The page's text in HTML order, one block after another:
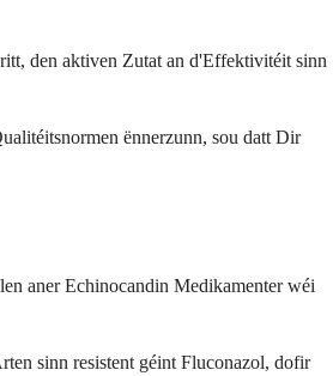
den aktiven Zutat an d'Effektivitéit sinn
ënnerzunn, sou datt Dir
aner Echinocandin Medikamenter wéi
sinn resistent géint Fluconazol, dofir